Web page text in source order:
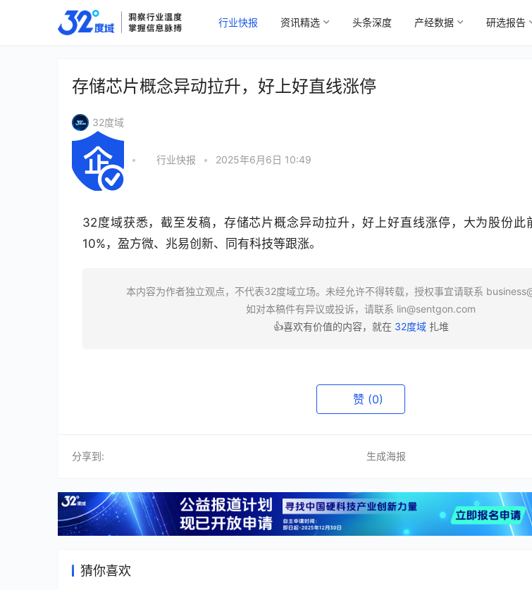
行业快报 资讯精选 头条深度 产经数据 研选报告
存储芯片概念异动拉升，好上好直线涨停
32度域
• 行业快报 • 2025年6月6日 10:49
32度域获悉，截至发稿，存储芯片概念异动拉升，好上好直线涨停，大为股份此
10%，盈方微、兆易创新、同有科技等跟涨。
本内容为作者独立观点，不代表32度域立场。未经允许不得转载，授权事宜请联系
如对本稿件有异议或投诉，请联系 lin@sentgon.com
👍喜欢有价值的内容，就在 32度域扎堆
赞 (0)
分享到: 生成海报
猜你喜欢